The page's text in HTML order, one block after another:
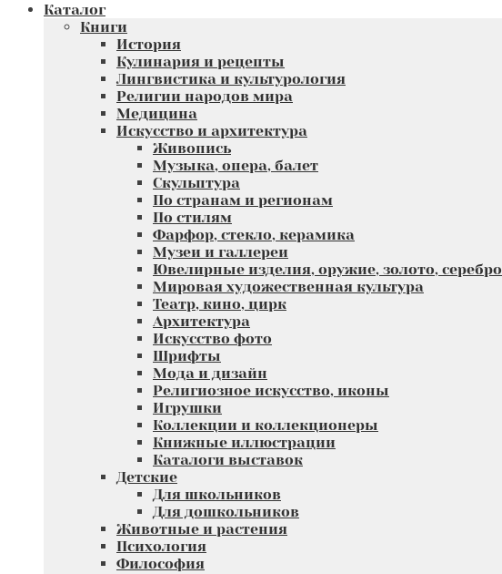
Каталог
Книги
История
Кулинария и рецепты
Лингвистика и культурология
Религии народов мира
Медицина
Искусство и архитектура
Живопись
Музыка, опера, балет
Скульптура
По странам и регионам
По стилям
Фарфор, стекло, керамика
Музеи и галлереи
Ювелирные изделия, оружие, золото, серебро
Мировая художественная культура
Театр, кино, цирк
Архитектура
Искусство фото
Шрифты
Мода и дизайн
Религиозное искусство, иконы
Игрушки
Коллекции и коллекционеры
Книжные иллюстрации
Каталоги выставок
Детские
Для школьников
Для дошкольников
Животные и растения
Психология
Философия